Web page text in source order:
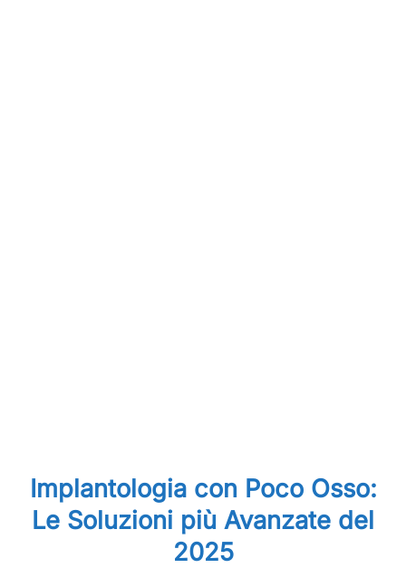
Implantologia con Poco Osso:
Le Soluzioni più Avanzate del
2025